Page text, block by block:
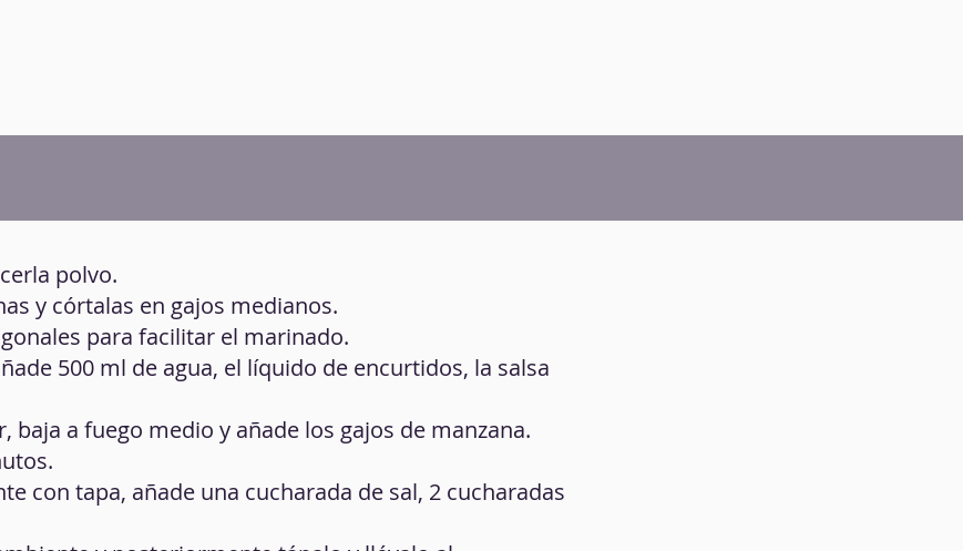
polvo.
y córtalas en gajos medianos.
para facilitar el marinado.
500 ml de agua, el líquido de encurtidos, la salsa
baja a fuego medio y añade los gajos de manzana.
con tapa, añade una cucharada de sal, 2 cucharadas